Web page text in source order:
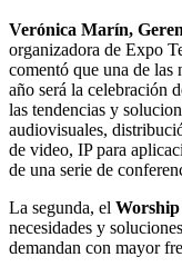
Verónica Marín,
organizadora de Expo
comentó que una de las
año será la celebración
las tendencias y
audiovisuales,
de video, IP para
de una serie de
La segunda, el
necesidades y
demandan con mayor